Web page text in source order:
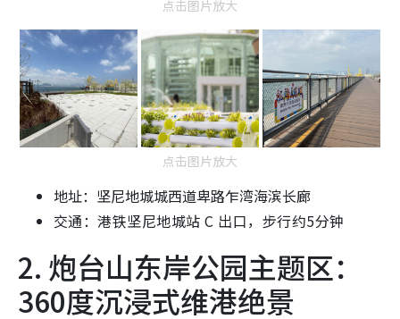
点击图片放大
点击图片放大
地址：坚尼地城城西道卑路乍湾海滨长廊
交通：港铁坚尼地城站 C 出口，步行约5分钟
2. 炮台山东岸公园主题区：
360度沉浸式维港绝景